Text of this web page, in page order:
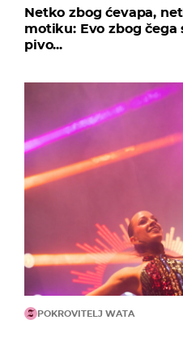
Netko zbog ćevapa,
motiku: Evo zbog
pivo...
POKROVITELJ WATA